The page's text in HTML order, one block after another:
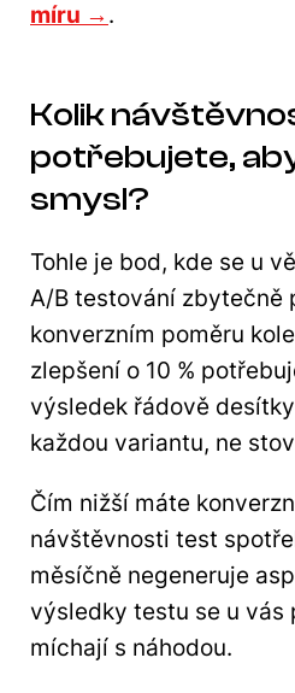
míru → .
Kolik
potřebujete,
smysl?
Tohle je bod, kde se u
A/B testování zbytečně
konverzním poměru
zlepšení o 10 %
výsledek řádově
každou variantu, ne
Čím nižší máte
návštěvnosti test
měsíčně negeneruje
výsledky testu se u vás
míchají s náhodou.